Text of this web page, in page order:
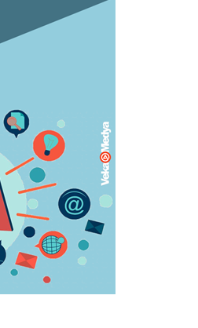
daha çabuk
2023